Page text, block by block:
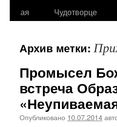
ая
Чудотворце
Архив метки:
Промысел
встреча
Опубликовано 10.07.2014